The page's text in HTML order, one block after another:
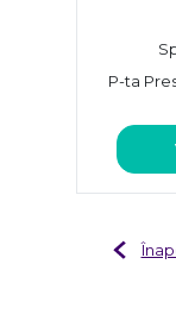
P-ta